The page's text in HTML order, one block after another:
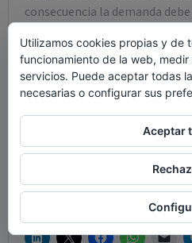
consecuencia la demanda
Utilizamos cookies propias y de
funcionamiento de la web,
servicios. Puede aceptar todas
necesarias o configurar sus
Aceptar